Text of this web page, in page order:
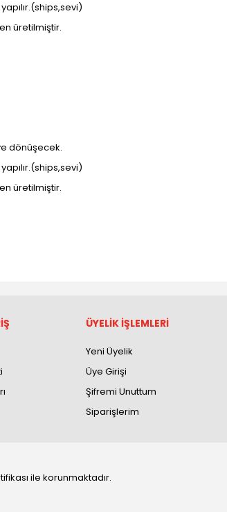
üretilmiştir.
dönüşecek.
üretilmiştir.
ÜYELİK İŞLEMLERİ
Yeni Üyelik
Üye Girişi
Şifremi Unuttum
Siparişlerim
ile korunmaktadır.